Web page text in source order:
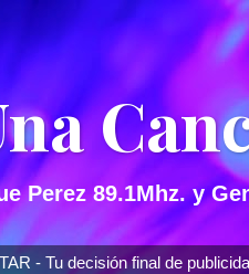
Perez 89.1Mhz. y
- Tu decisión final de